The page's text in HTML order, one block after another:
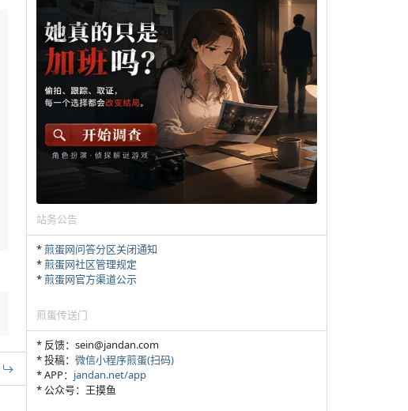
站务公告
*煎蛋网问答分区关闭通知
*煎蛋网社区管理规定
*煎蛋网官方渠道公示
煎蛋传送门
* 反馈：sein@jandan.com
* 投稿： 微信小程序煎蛋(扫码)
* APP： jandan.net/app
* 公众号：王摸鱼